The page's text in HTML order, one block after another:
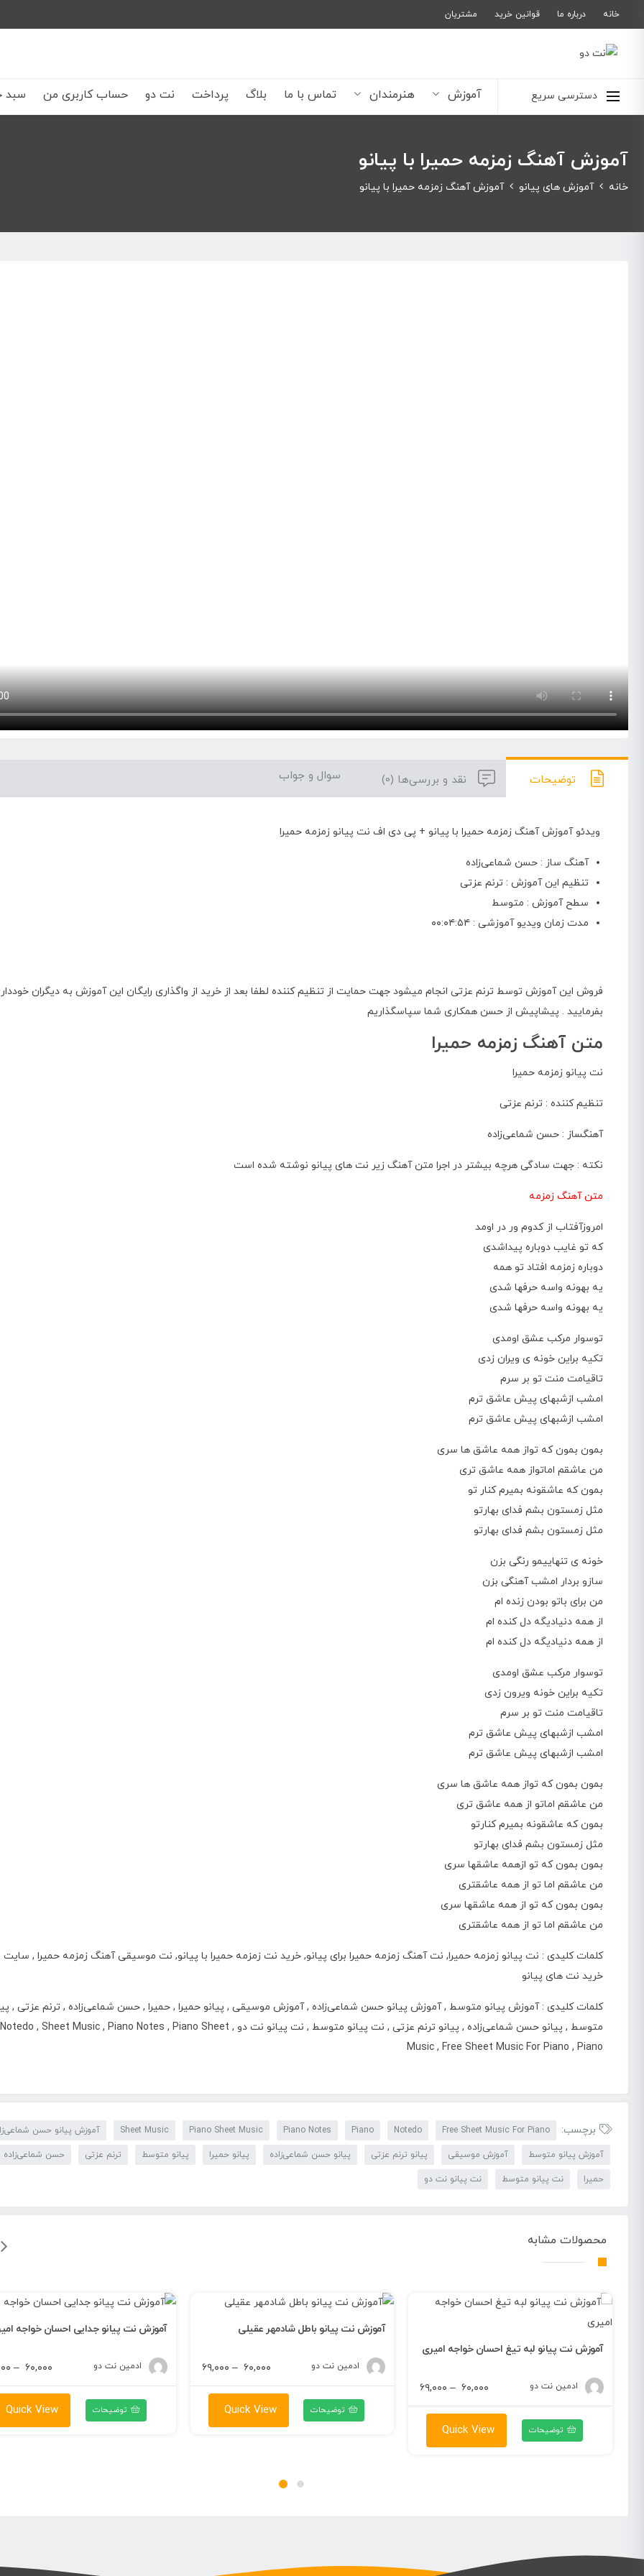
خانه درباره ما قوانین خرید مشتریان
دسترسی سریع آموزش هنرمندان تماس با ما بلاگ پرداخت نت دو حساب کاربری من سبد
آموزش آهنگ زمزمه حمیرا با پیانو
خانه آموزش های پیانو آموزش آهنگ زمزمه حمیرا با پیانو
توضیحات نقد و بررسی‌ها (0) سوال و جواب
ویدئو آموزش آهنگ زمزمه حمیرا با پیانو + پی دی اف نت پیانو زمزمه حمیرا
آهنگ ساز : حسن شماعی‌زاده
تنظیم این آموزش : ترنم عزتی
سطح آموزش : متوسط
مدت زمان ویدیو آموزشی : ۰۰:۰۴:۵۴
فروش این آموزش توسط ترنم عزتی انجام میشود جهت حمایت از تنظیم کننده لطفا بعد از خرید از واگذاری رایگان این آموزش به دیگران
بفرمایید . پیشاپیش از حسن همکاری شما سپاسگذاریم
متن آهنگ زمزمه حمیرا
نت پیانو زمزمه حمیرا
تنظیم کننده : ترنم عزتی
آهنگساز : حسن شماعی‌زاده
نکته : جهت سادگی هرچه بیشتر در اجرا متن آهنگ زیر نت های پیانو نوشته شده است
متن آهنگ زمزمه
امروزآفتاب از کدوم ور در اومد
که تو غایب دوباره پیداشدی
دوباره زمزمه افتاد تو همه
یه بهونه واسه حرفها شدی
یه بهونه واسه حرفها شدی
توسوار مرکب عشق اومدی
تکیه براین خونه ی ویران زدی
تاقیامت منت تو بر سرم
امشب ازشبهای پیش عاشق ترم
امشب ازشبهای پیش عاشق ترم
بمون بمون که تواز همه عاشق ها سری
من عاشقم اماتواز همه عاشق تری
بمون که عاشقونه بمیرم کنار تو
مثل زمستون بشم فدای بهارتو
مثل زمستون بشم فدای بهارتو
خونه ی تنهاییمو رنگی بزن
سازو بردار امشب آهنگی بزن
من برای باتو بودن زنده ام
از همه دنیادیگه دل کنده ام
از همه دنیادیگه دل کنده ام
توسوار مرکب عشق اومدی
تکیه براین خونه ویرون زدی
تاقیامت منت تو بر سرم
امشب ازشبهای پیش عاشق ترم
امشب ازشبهای پیش عاشق ترم
بمون بمون که تواز همه عاشق ها سری
من عاشقم اماتو از همه عاشق تری
بمون که عاشقونه بمیرم کنارتو
مثل زمستون بشم فدای بهارتو
بمون بمون که تو ازهمه عاشقها سری
من عاشقم اما تو از همه عاشقتری
بمون بمون که تو از همه عاشقها سری
من عاشقم اما تو از همه عاشقتری
کلمات کلیدی : نت پیانو زمزمه حمیرا, نت آهنگ زمزمه حمیرا برای پیانو, خرید نت زمزمه حمیرا با پیانو, نت موسیقی آهنگ زمزمه حمیرا , سایت
خرید نت های پیانو
کلمات کلیدی : آموزش پیانو متوسط , آموزش پیانو حسن شماعی‌زاده , آموزش موسیقی , پیانو حمیرا , حمیرا , حسن شماعی‌زاده , ترنم عزتی ,
متوسط , پیانو حسن شماعی‌زاده , پیانو ترنم عزتی , نت پیانو متوسط , نت پیانو نت دو , Notedo , Sheet Music , Piano Notes , Piano Sheet
Music , Free Sheet Music For Piano , Piano
برچسب: Free Sheet Music For Piano
Notedo
Piano
Piano Notes
Piano Sheet Music
Sheet Music آموزش پیانو حسن
آموزش پیانو متوسط آموزش موسیقی پیانو ترنم عزتی پیانو حسن شماعی‌زاده پیانو حمیرا پیانو متوسط ترنم عزتی حسن شماعی‌زاده
حمیرا نت پیانو متوسط نت پیانو نت دو
محصولات مشابه
آموزش نت پیانو لبه تیغ احسان خواجه امیری
ادمین نت دو ۶۰,۰۰۰ – ۶۹,۰۰۰
محدوده
قیمت:
۶۰,۰۰۰ تومان
توضیحات Quick View
آموزش نت پیانو باطل شادمهر عقیلی
ادمین نت دو ۶۰,۰۰۰ – ۶۹,۰۰۰
محدوده
قیمت:
۶۰,۰۰۰ تومان
توضیحات Quick View
آموزش نت پیانو جدایی احسان خواجه
ادمین نت دو ۶۰,۰۰۰ –
توضیحات Quick View